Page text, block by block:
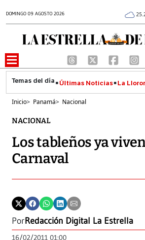
DOMINGO 09 AGOSTO 2026
Últimas Noticias La
Inicio> Panamá> Nacional
NACIONAL
Los tableños ya
Carnaval
PorRedacción Digital La Estrella
16/02/2011 01:00